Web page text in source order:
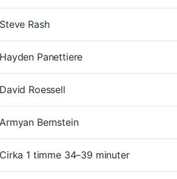
Steve Rash
Hayden Panettiere
David Roessell
Armyan Bernstein
Cirka 1 timme 34–39 minuter